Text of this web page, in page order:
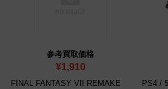
参考買取価格
¥1,910
FINAL FANTASY VII REMAKE
PS4 /